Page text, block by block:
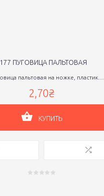
ПУГОВИЦА ПАЛЬТОВАЯ
пальтовая на ножке, пластик......
2,70₴
КУПИТЬ